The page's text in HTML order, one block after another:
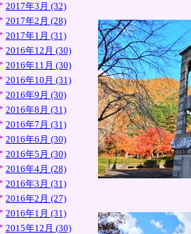
2017年3月 (32)
2017年2月 (28)
2017年1月 (31)
2016年12月 (30)
2016年11月 (30)
2016年10月 (31)
2016年9月 (30)
2016年8月 (31)
2016年7月 (31)
2016年6月 (30)
2016年5月 (30)
2016年4月 (28)
2016年3月 (31)
2016年2月 (27)
2016年1月 (31)
2015年12月 (30)